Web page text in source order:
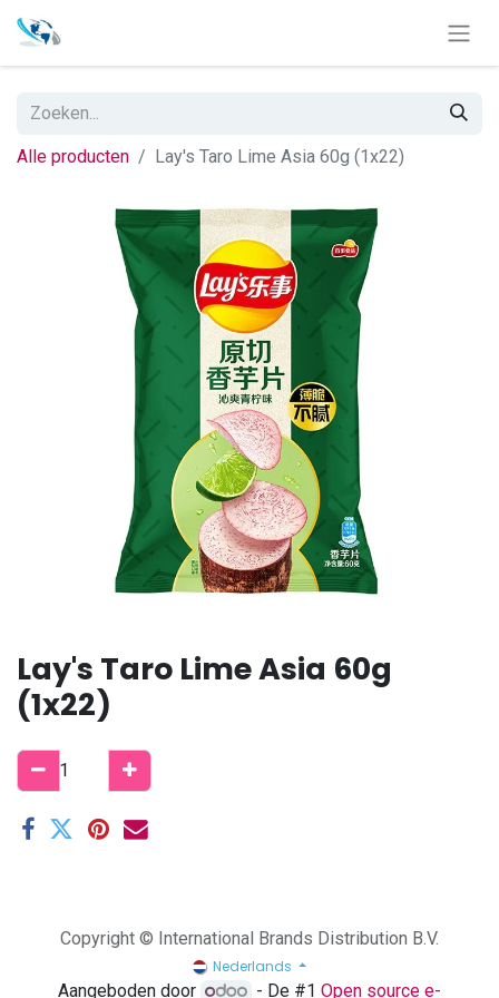
Alle producten Lay's Taro Lime Asia 60g (1x22)
Lay's Taro Lime Asia 60g
(1x22)
Copyright © International Brands Distribution B.V.
Nederlands
Aangeboden door - De #1Open source e-